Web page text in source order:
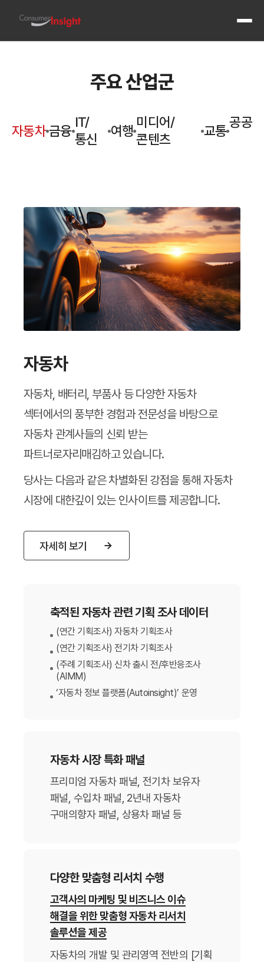
전체
주요 산업군
자동차금융
IT/
통신
여행
미디어/
콘텐츠
교통
공공
자동차
자동차, 배터리, 부품사 등 다양한 자동차
섹터에서의 풍부한 경험과전문성을 바탕으로
자동차 관계사들의 신뢰 받는
파트너로자리매김하고 있습니다.
당사는 다음과 같은 차별화된 강점을 통해 자동차
시장에 대한깊이 있는 인사이트를 제공합니다.
자세히 보기
축적된 자동차 관련 기획 조사 데이터
(연간 기획조사) 자동차 기획조사
(연간 기획조사) 전기차 기획조사
(주례 기획조사) 신차 출시 전/후반응조사
(AIMM)
‘자동차 정보 플랫폼(Autoinsight)’ 운영
자동차 시장 특화 패널
프리미엄 자동차 패널, 전기차 보유자
패널, 수입차 패널, 2년내 자동차
구매의향자 패널, 상용차 패널 등
다양한 맞춤형 리서치 수행
고객사의 마케팅 및 비즈니스 이슈
해결을 위한 맞춤형 자동차 리서치
솔루션을 제공
자동차의 개발 및 관리영역 전반의 [기획